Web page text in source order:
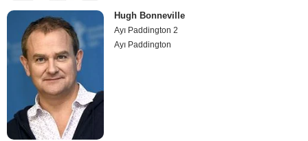
Hugh Bonneville
Ayı Paddington 2
Ayı Paddington